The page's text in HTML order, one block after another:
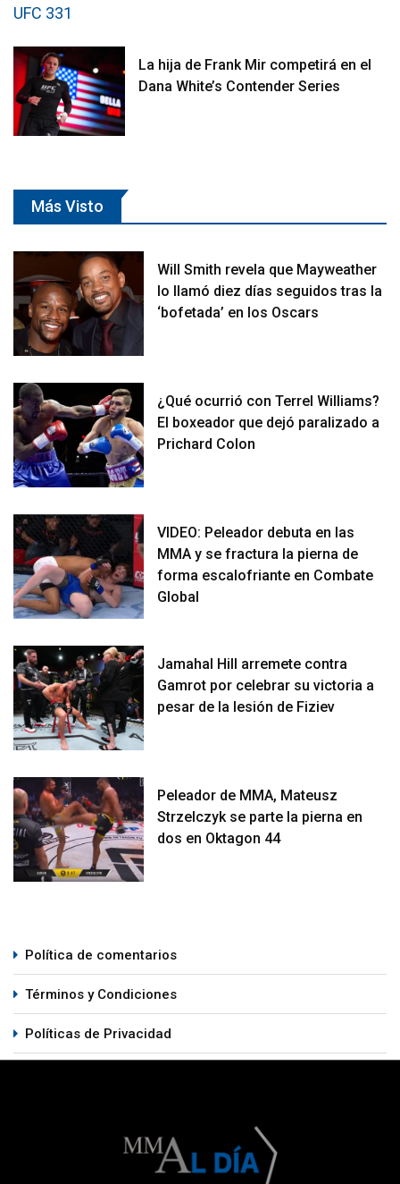
La hija de Frank Mir competirá en el
Dana White’s Contender Series
Más Visto
Will Smith revela que Mayweather
lo llamó diez días seguidos tras la
‘bofetada’ en los Oscars
¿Qué ocurrió con Terrel Williams?
El boxeador que dejó paralizado a
Prichard Colon
VIDEO: Peleador debuta en las
MMA y se fractura la pierna de
forma escalofriante en Combate
Global
Jamahal Hill arremete contra
Gamrot por celebrar su victoria a
pesar de la lesión de Fiziev
Peleador de MMA, Mateusz
Strzelczyk se parte la pierna en
dos en Oktagon 44
Política de comentarios
Términos y Condiciones
Políticas de Privacidad